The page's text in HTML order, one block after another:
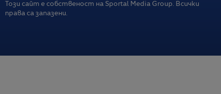
Този сайт е собственост на Sportal Media Group. Всички
права са запазени.